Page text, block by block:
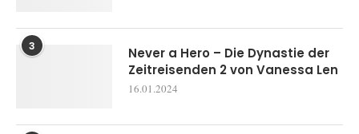
3
Never a Hero – Die Dynastie der
Zeitreisenden 2 von Vanessa Len
16.01.2024